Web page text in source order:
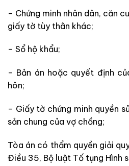
– Chứng minh nhân dân, căn
giấy tờ tùy thân khác;
– Sổ hộ khẩu;
– Bản án hoặc quyết định
hôn;
– Giấy tờ chứng minh quyền
sản chung của vợ chồng;
Tòa án có thẩm quyền giải
Điều 35, Bộ luật Tố tụng Hình